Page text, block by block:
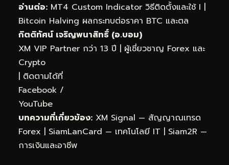
อ่านต่อ: MT4 Custom Indicator วิธีติดตั้งและใช้ I |
Bitcoin Halving ผลกระทบต่อราคา BTC และตล
กิตติทัศน์ เจริญพนาสิทธิ์ (อ.บอม)
XM VIP Partner กว่า 13 ปี | ผู้เชี่ยวชาญ Forex และ
Crypto
| ติดตามได้ที่
Facebook /
YouTube
บทความที่เกี่ยวข้อง: XM Signal — สัญญาณเทรด
Forex | SiamLanCard — เทคโนโลยี IT | Siam2R —
การเงินและอาชีพ